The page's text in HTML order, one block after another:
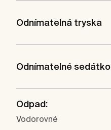
Odnímatelná tryska
Odnímatelné
Odpad:
Vodorovné